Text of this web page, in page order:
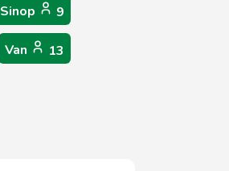
Sinop 9
Van 13